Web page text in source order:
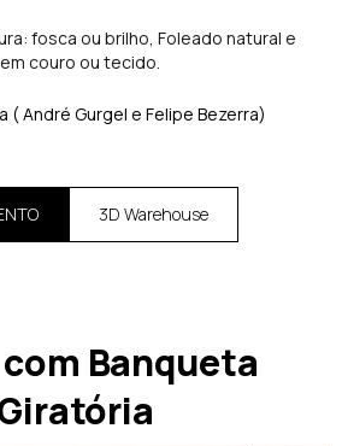
fosca ou brilho, Foleado natural e
couro ou tecido.
( André Gurgel e Felipe Bezerra)
3D Warehouse
Banqueta